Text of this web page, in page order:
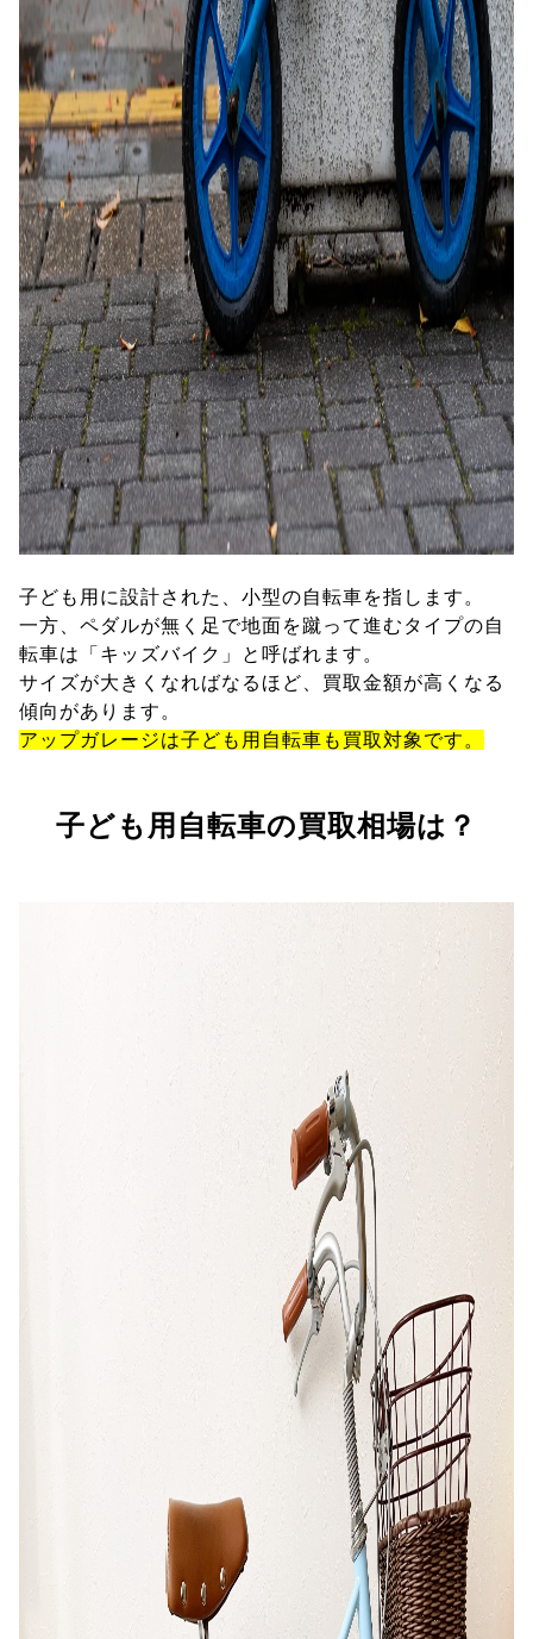
子ども用に設計された、小型の自転車を指します。
一方、ペダルが無く足で地面を蹴って進むタイプの自
転車は「キッズバイク」と呼ばれます。
サイズが大きくなればなるほど、買取金額が高くなる
傾向があります。
アップガレージは子ども用自転車も買取対象です。
子ども用自転車の買取相場は？